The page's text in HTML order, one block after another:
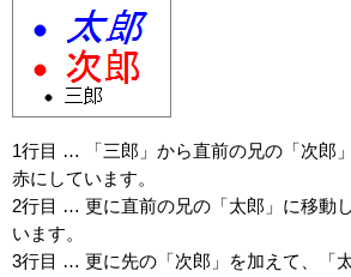
1行目 … 「三郎」から直前の兄の「次郎
赤にしています。
2行目 … 更に直前の兄の「太郎」に移動
います。
3行目 … 更に先の「次郎」を加えて、「